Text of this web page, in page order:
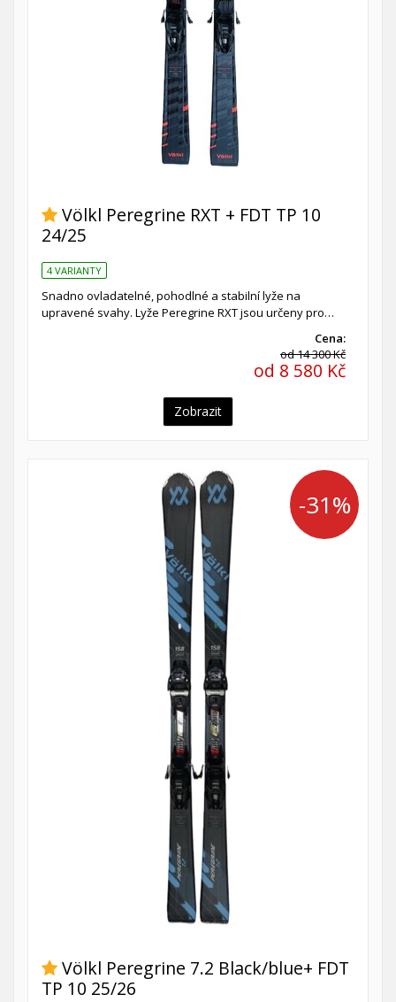
Völkl Peregrine RXT + FDT TP 10
24/25
4 VARIANTY
Snadno ovladatelné, pohodlné a stabilní lyže na
upravené svahy. Lyže Peregrine RXT jsou určeny pro…
Cena:
od 14 300 Kč
od 8 580 Kč
Zobrazit
-31%
Völkl Peregrine 7.2 Black/blue+ FDT
TP 10 25/26